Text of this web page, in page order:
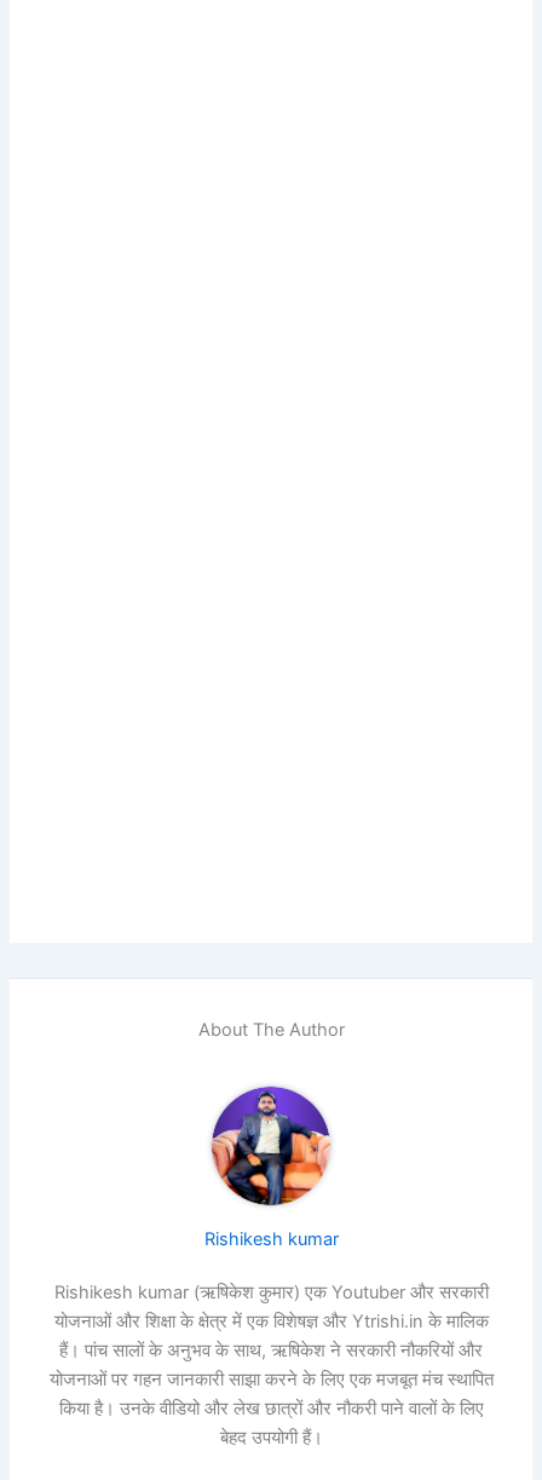
About The Author
Rishikesh kumar
Rishikesh kumar (ऋषिकेश कुमार) एक Youtuber और सरकारी
योजनाओं और शिक्षा के क्षेत्र में एक विशेषज्ञ और Ytrishi.in के मालिक
हैं। पांच सालों के अनुभव के साथ, ऋषिकेश ने सरकारी नौकरियों और
योजनाओं पर गहन जानकारी साझा करने के लिए एक मजबूत मंच स्थापित
किया है। उनके वीडियो और लेख छात्रों और नौकरी पाने वालों के लिए
बेहद उपयोगी हैं।